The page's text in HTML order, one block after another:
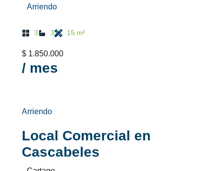
Arriendo
3 3 15 m²
$ 1.850.000
/ mes
Arriendo
Local Comercial en
Cascabeles